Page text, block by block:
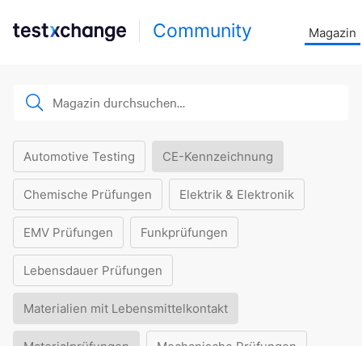
Community Magazin
Automotive Testing CE-Kennzeichnung
Chemische Prüfungen Elektrik & Elektronik
EMV Prüfungen Funkprüfungen
Lebensdauer Prüfungen
Materialien mit Lebensmittelkontakt